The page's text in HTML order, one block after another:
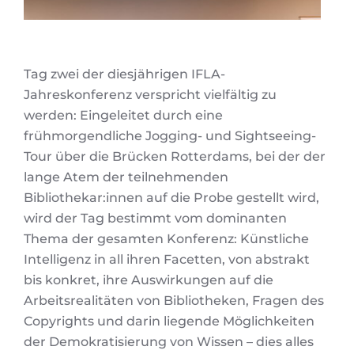
Tag zwei der diesjährigen IFLA-
Jahreskonferenz verspricht vielfältig zu
werden: Eingeleitet durch eine
frühmorgendliche Jogging- und Sightseeing-
Tour über die Brücken Rotterdams, bei der der
lange Atem der teilnehmenden
Bibliothekar:innen auf die Probe gestellt wird,
wird der Tag bestimmt vom dominanten
Thema der gesamten Konferenz: Künstliche
Intelligenz in all ihren Facetten, von abstrakt
bis konkret, ihre Auswirkungen auf die
Arbeitsrealitäten von Bibliotheken, Fragen des
Copyrights und darin liegende Möglichkeiten
der Demokratisierung von Wissen – dies alles